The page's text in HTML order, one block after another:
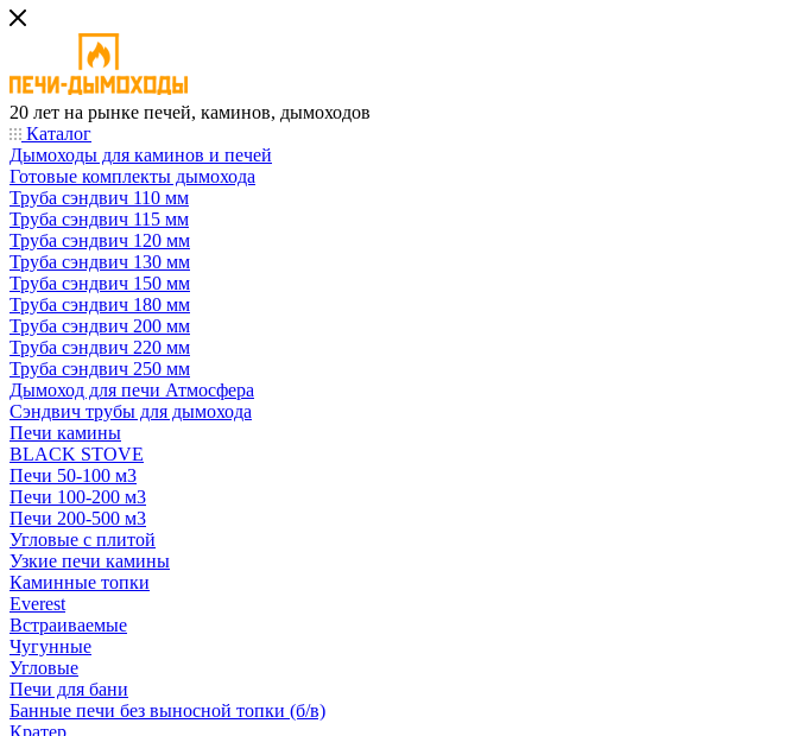
20 лет на рынке печей, каминов, дымоходов
Каталог
Дымоходы для каминов и печей
Готовые комплекты дымохода
Труба сэндвич 110 мм
Труба сэндвич 115 мм
Труба сэндвич 120 мм
Труба сэндвич 130 мм
Труба сэндвич 150 мм
Труба сэндвич 180 мм
Труба сэндвич 200 мм
Труба сэндвич 220 мм
Труба сэндвич 250 мм
Дымоход для печи Атмосфера
Сэндвич трубы для дымохода
Печи камины
BLACK STOVE
Печи 50-100 м3
Печи 100-200 м3
Печи 200-500 м3
Угловые с плитой
Узкие печи камины
Каминные топки
Everest
Встраиваемые
Чугунные
Угловые
Печи для бани
Банные печи без выносной топки (б/в)
Кратер